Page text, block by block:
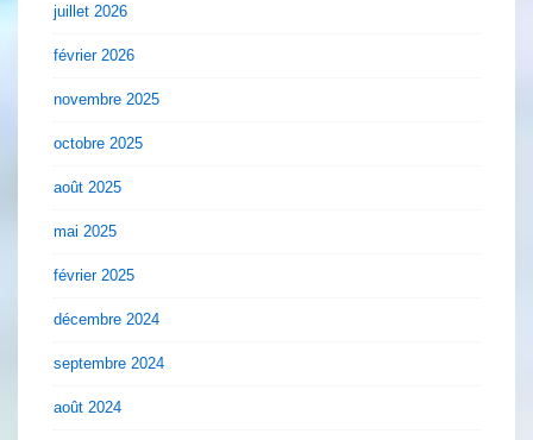
juillet 2026
février 2026
novembre 2025
octobre 2025
août 2025
mai 2025
février 2025
décembre 2024
septembre 2024
août 2024